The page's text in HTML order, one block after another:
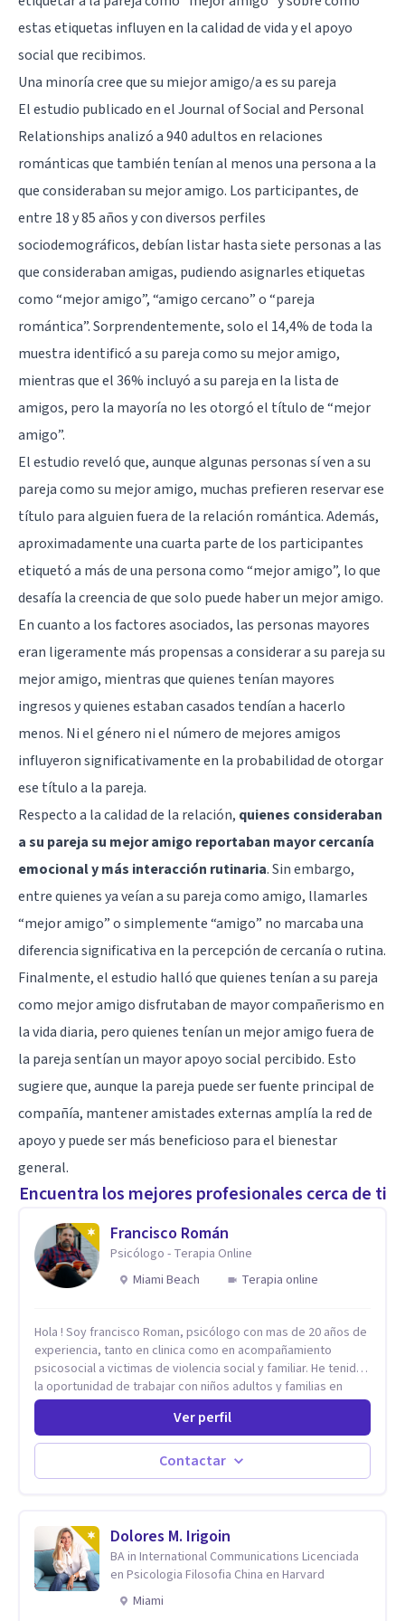
estas etiquetas influyen en la calidad de vida y el apoyo
social que recibimos.
Una minoría cree que su miejor amigo/a es su pareja
El estudio publicado en el Journal of Social and Personal
Relationships analizó a 940 adultos en relaciones
románticas que también tenían al menos una persona a la
que consideraban su mejor amigo. Los participantes, de
entre 18 y 85 años y con diversos perfiles
sociodemográficos, debían listar hasta siete personas a las
que consideraban amigas, pudiendo asignarles etiquetas
como “mejor amigo”, “amigo cercano” o “pareja
romántica”. Sorprendentemente, solo el 14,4% de toda la
muestra identificó a su pareja como su mejor amigo,
mientras que el 36% incluyó a su pareja en la lista de
amigos, pero la mayoría no les otorgó el título de “mejor
amigo”.
El estudio reveló que, aunque algunas personas sí ven a su
pareja como su mejor amigo, muchas prefieren reservar ese
título para alguien fuera de la relación romántica. Además,
aproximadamente una cuarta parte de los participantes
etiquetó a más de una persona como “mejor amigo”, lo que
desafía la creencia de que solo puede haber un mejor amigo.
En cuanto a los factores asociados, las personas mayores
eran ligeramente más propensas a considerar a su pareja su
mejor amigo, mientras que quienes tenían mayores
ingresos y quienes estaban casados tendían a hacerlo
menos. Ni el género ni el número de mejores amigos
influyeron significativamente en la probabilidad de otorgar
ese título a la pareja.
Respecto a la calidad de la relación, quienes consideraban
a su pareja su mejor amigo reportaban mayor cercanía
emocional y más interacción rutinaria. Sin embargo,
entre quienes ya veían a su pareja como amigo, llamarles
“mejor amigo” o simplemente “amigo” no marcaba una
diferencia significativa en la percepción de cercanía o rutina.
Finalmente, el estudio halló que quienes tenían a su pareja
como mejor amigo disfrutaban de mayor compañerismo en
la vida diaria, pero quienes tenían un mejor amigo fuera de
la pareja sentían un mayor apoyo social percibido. Esto
sugiere que, aunque la pareja puede ser fuente principal de
compañía, mantener amistades externas amplía la red de
apoyo y puede ser más beneficioso para el bienestar
general.
Encuentra los mejores profesionales cerca de ti
Francisco Román
Psicólogo - Terapia Online
Miami Beach
Terapia online
Hola ! Soy francisco Roman, psicólogo con mas de 20 años de
experiencia, tanto en clinica como en acompañamiento
psicosocial a victimas de violencia social y familiar. He tenido
la oportunidad de trabajar con niños adultos y familias en
todos los espacios y esto me ha dado un una variedad de
aprendizajes que ahora pongo a tu disposicion. En la
actualidad puedo atenderte de manera presencial y/o virtual,
de lunes a sabado. el costo de cada sesión lo acordamos en
el primer contacto
Ver perfil
Contactar
Dolores M. Irigoin
BA in International Communications Licenciada
en Psicologia Filosofia China en Harvard
Miami